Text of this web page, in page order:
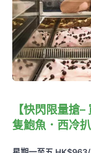
【快閃限量搶
隻鮑魚．西冷